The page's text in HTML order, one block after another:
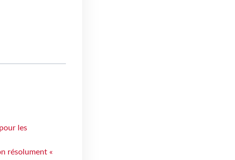
les
résolument «